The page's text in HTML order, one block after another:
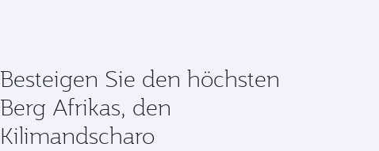
Besteigen Sie den höchsten
Berg Afrikas, den
Kilimandscharo